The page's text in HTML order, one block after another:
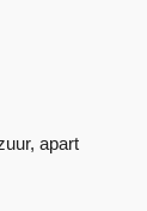
apart